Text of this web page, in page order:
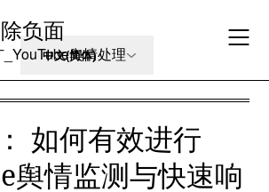
负面
舆情处理
如何有效进行
舆情监测与快速响